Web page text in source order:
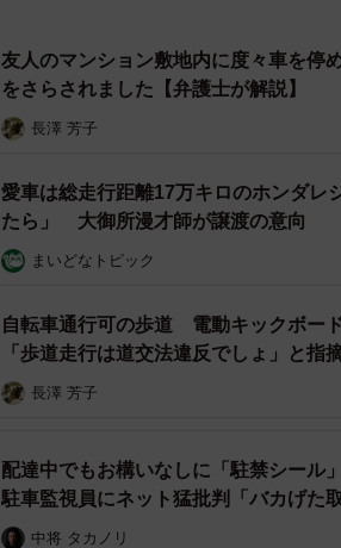
友人のマンション敷地内に度々車を停
をさらされました【弁護士が解説】
長澤 芳子
愛車は総走行距離17万キロのホンダ
たら」 大御所漫才師が譲渡の意向
まいどなトピック
自転車通行可の歩道 電動キックボー
「歩道走行は道交法違反でしょ」と指
長澤 芳子
配達中でもお構いなしに「駐禁シー
駐車監視員にネット猛批判「バカげた
中将 タカノリ